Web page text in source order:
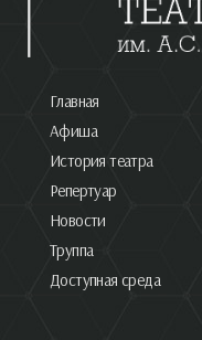
Главная
Афиша
История театра
Репертуар
Новости
Труппа
Доступная среда